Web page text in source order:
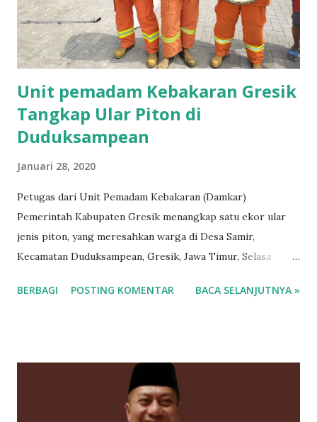
Kedaton juga banyak ditemui buah mengkudu, bahkan ada
petugas yang mengambil dan menaruhnya di dalam toples.
Sebagian keterangan menyebutkan buah...
Unit pemadam Kebakaran Gresik
Tangkap Ular Piton di
Duduksampean
Januari 28, 2020
Petugas dari Unit Pemadam Kebakaran (Damkar)
Pemerintah Kabupaten Gresik menangkap satu ekor ular
jenis piton, yang meresahkan warga di Desa Samir,
Kecamatan Duduksampean, Gresik, Jawa Timur, Selasa
lebih sebelum dapat mengevakuasi ular piton tersebut dari
sepanjang 3 meter di selokan yang ada di Bengkel Karya
Agung," ujar Kepala Unit Damkar Pemkab Gresik Eka
Prapangasta eperti dikutip dari Kompas online. Mendapat
BERBAGI POSTING KOMENTAR BACA SELANJUTNYA »